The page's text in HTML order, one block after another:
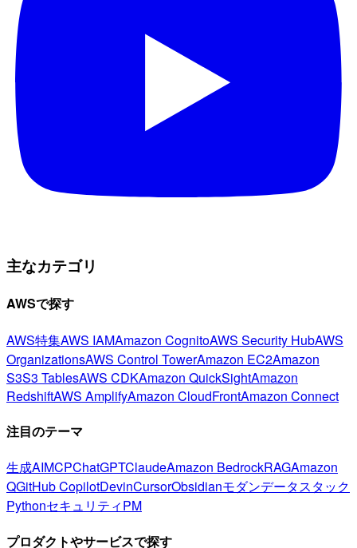
主なカテゴリ
AWSで探す
AWS特集AWS IAMAmazon CognitoAWS Security HubAWS
OrganizationsAWS Control TowerAmazon EC2Amazon
S3S3 TablesAWS CDKAmazon QuickSightAmazon
RedshiftAWS AmplifyAmazon CloudFrontAmazon Connect
注目のテーマ
生成AIMCPChatGPTClaudeAmazon BedrockRAGAmazon
QGitHub CopilotDevinCursorObsidianモダンデータスタック
PythonセキュリティPM
プロダクトやサービスで探す